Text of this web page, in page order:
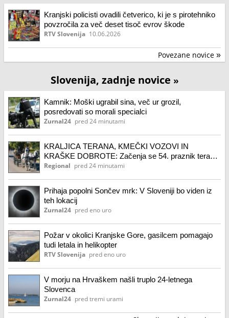
Kranjski policisti ovadili četverico, ki je s pirotehniko
povzročila za več deset tisoč evrov škode
RTV Slovenija 10.06.2026
Povezane novice »
Slovenija, zadnje novice »
Kamnik: Moški ugrabil sina, več ur grozil,
posredovati so morali specialci
Zurnal24 pred 24 minutami
KRALJICA TERANA, KMEČKI VOZOVI IN
KRAŠKE DOBROTE: Začenja se 54. praznik terana
in pršuta
Regional pred 24 minutami
Prihaja popolni Sončev mrk: V Sloveniji bo viden iz
teh lokacij
Zurnal24 pred eno uro
Požar v okolici Kranjske Gore, gasilcem pomagajo
tudi letala in helikopter
RTV Slovenija pred eno uro
V morju na Hrvaškem našli truplo 24-letnega
Slovenca
Zurnal24 pred tremi urami